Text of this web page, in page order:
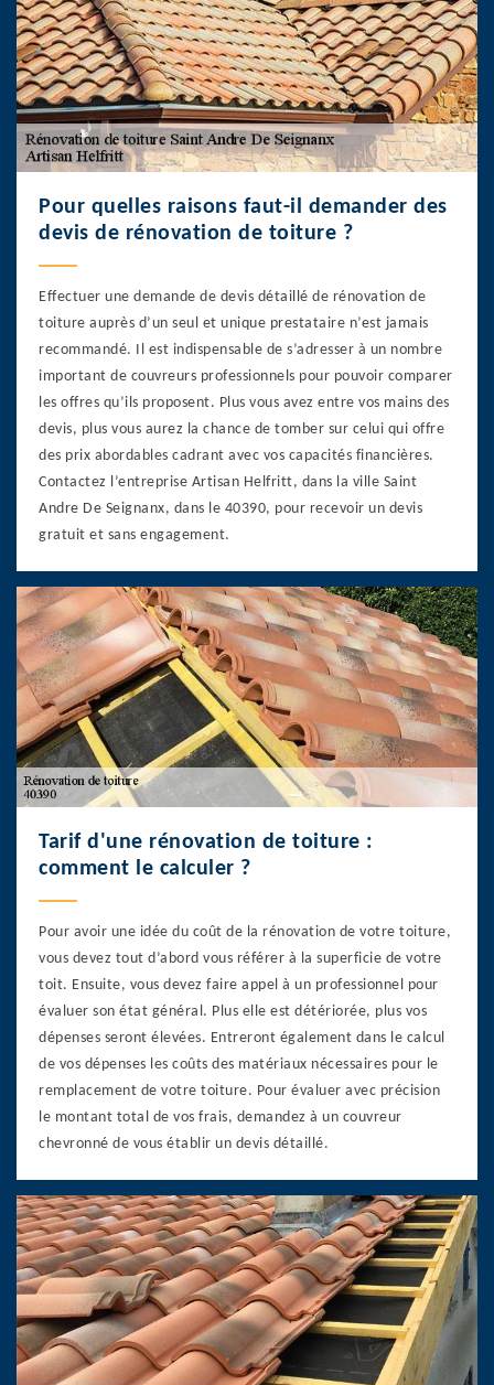
Pour quelles raisons faut-il demander des
devis de rénovation de toiture ?
Effectuer une demande de devis détaillé de rénovation de
toiture auprès d’un seul et unique prestataire n’est jamais
recommandé. Il est indispensable de s’adresser à un nombre
important de couvreurs professionnels pour pouvoir comparer
les offres qu’ils proposent. Plus vous avez entre vos mains des
devis, plus vous aurez la chance de tomber sur celui qui offre
des prix abordables cadrant avec vos capacités financières.
Contactez l’entreprise Artisan Helfritt, dans la ville Saint
Andre De Seignanx, dans le 40390, pour recevoir un devis
gratuit et sans engagement.
Tarif d'une rénovation de toiture :
comment le calculer ?
Pour avoir une idée du coût de la rénovation de votre toiture,
vous devez tout d’abord vous référer à la superficie de votre
toit. Ensuite, vous devez faire appel à un professionnel pour
évaluer son état général. Plus elle est détériorée, plus vos
dépenses seront élevées. Entreront également dans le calcul
de vos dépenses les coûts des matériaux nécessaires pour le
remplacement de votre toiture. Pour évaluer avec précision
le montant total de vos frais, demandez à un couvreur
chevronné de vous établir un devis détaillé.